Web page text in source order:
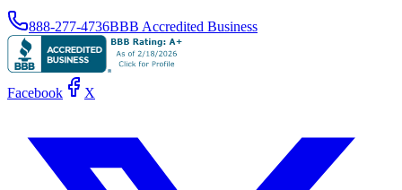
888-277-4736BBB Accredited Business
Facebook X